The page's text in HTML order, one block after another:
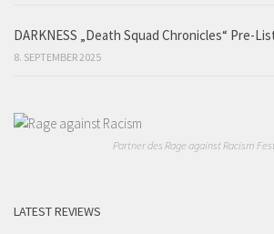
DARKNESS „Death Squad Chronicles“ Pre-
8. SEPTEMBER 2025
Partner des Rage against Racism
LATEST REVIEWS